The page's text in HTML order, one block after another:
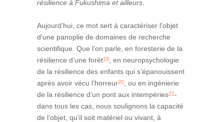
résilience à Fukushima et ailleurs
Aujourd’hui, ce mot sert à caractériser l’objet
d’une panoplie de domaines de recherche
scientifique. Que l’on parle, en foresterie de la
résilience d’une forêt19
, en neuropsychologie
de la résilience des enfants qui s’épanouissent
après avoir vécu l’horreur20
, ou en ingénierie
de la résilience d’un pont aux intempéries21-
dans tous les cas, nous soulignons la capacité
de l’objet, qu’il soit matériel ou vivant, à